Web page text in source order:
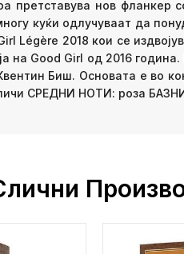
претставува нов
куќи одлучуваат да
Légère 2018 кои се
Good Girl од 2016 година.
Биш. Основата е во
СРЕДНИ НОТИ: роза